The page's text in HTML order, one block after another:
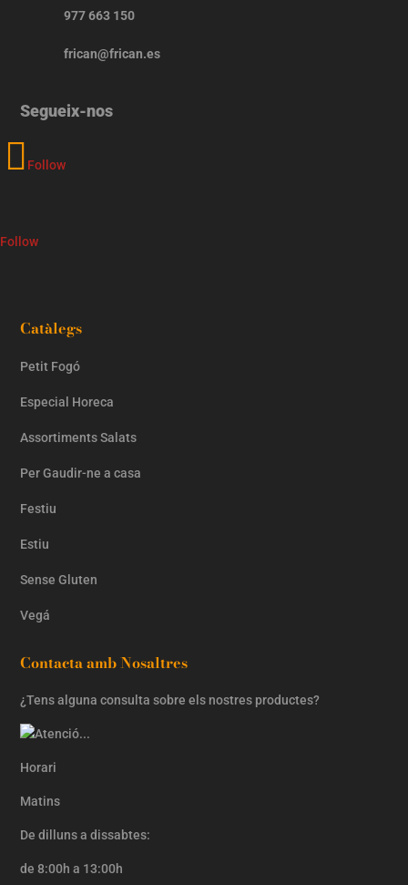
977 663 150
frican@frican.es
Segueix-nos
Follow
Follow
Catàlegs
Petit Fogó
Especial Horeca
Assortiments Salats
Per Gaudir-ne a casa
Festiu
Estiu
Sense Gluten
Vegá
Contacta amb Nosaltres
¿Tens alguna consulta sobre els nostres productes?
Horari
Matins
De dilluns a dissabtes:
de 8:00h a 13:00h